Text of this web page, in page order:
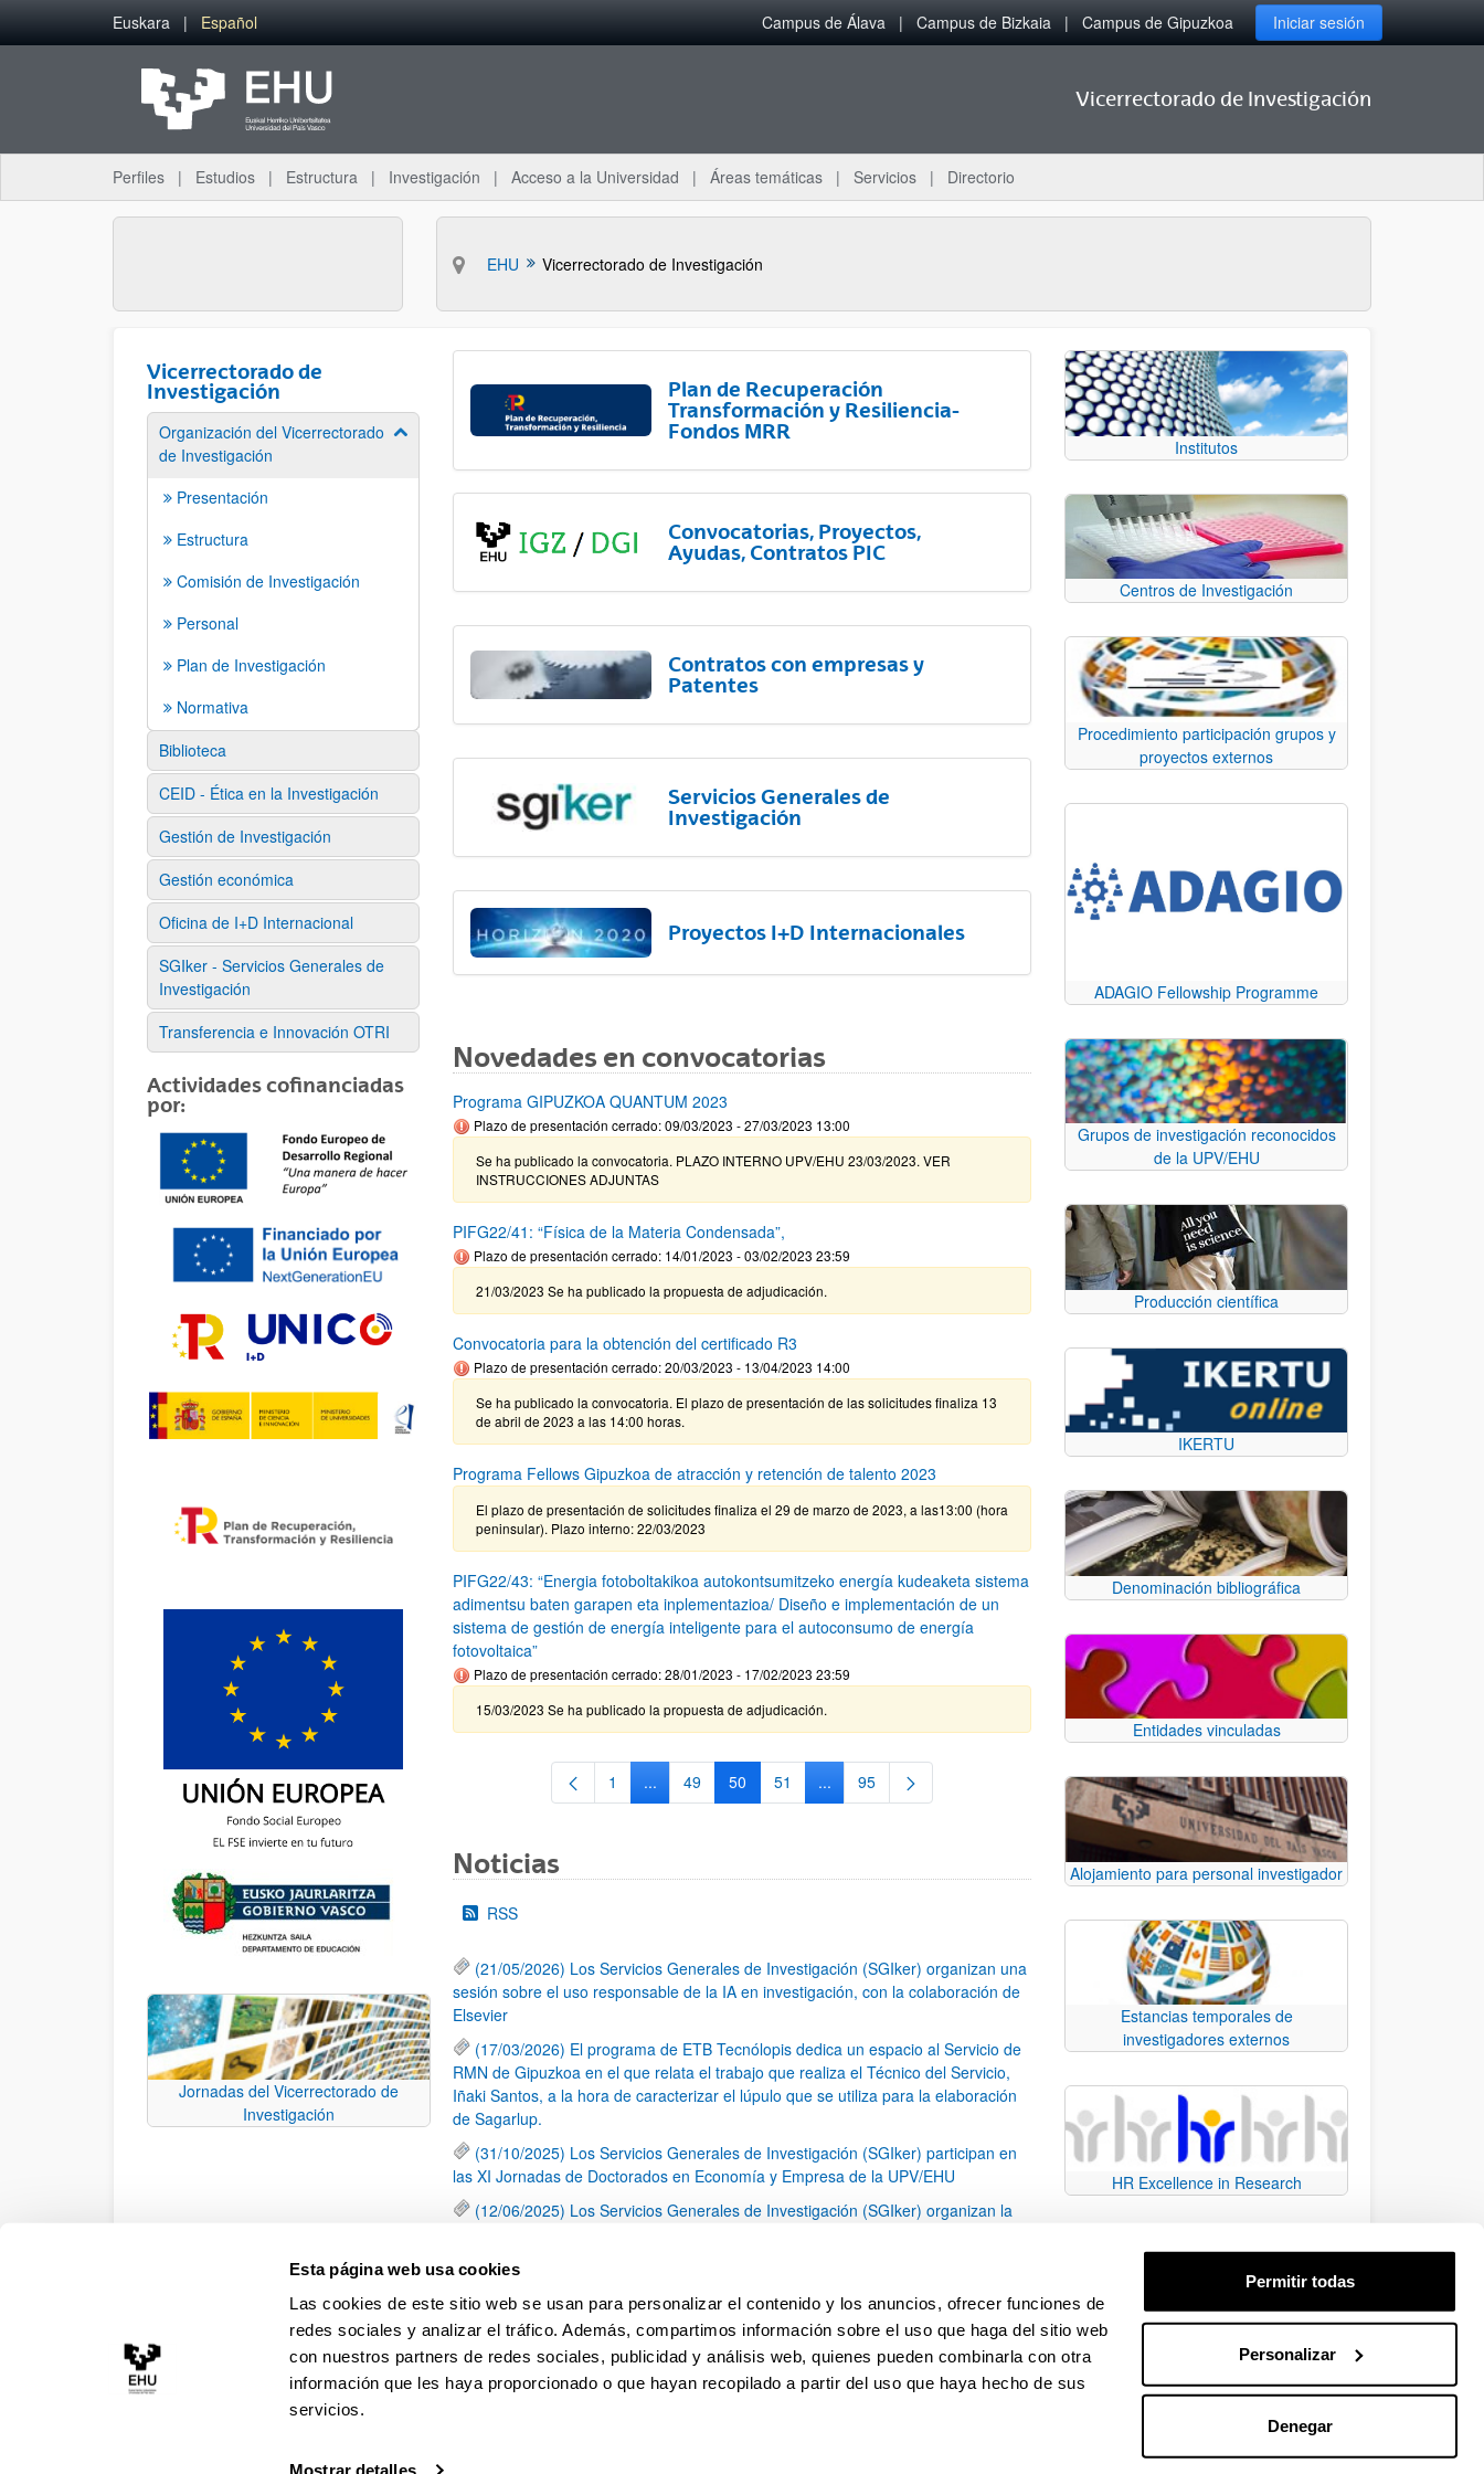
Esta página web usa cookies
Las cookies de este sitio web se usan para personalizar el contenido y los anuncios, ofrecer funciones de
redes sociales y analizar el tráfico. Además, compartimos información sobre el uso que haga del sitio web
con nuestros partners de redes sociales, publicidad y análisis web, quienes pueden combinarla con otra
información que les haya proporcionado o que hayan recopilado a partir del uso que haya hecho de sus
servicios.
Mostrar detalles
Permitir todas
Personalizar
Denegar
Saltar al contenido principal
Euskara Español Campus de Álava Campus de Bizkaia Campus de Gipuzkoa Iniciar sesión
Vicerrectorado de Investigación
Perfiles Estudios Estructura Investigación Acceso a la Universidad Áreas temáticas Servicios Directorio
EHU Vicerrectorado de Investigación
Vicerrectorado de
Investigación
Organización del Vicerrectorado
de Investigación
Mostrar/ocultar subpáginas
Presentación
Estructura
Comisión de Investigación
Personal
Plan de Investigación
Normativa
Biblioteca
CEID - Ética en la Investigación
Gestión de Investigación
Gestión económica
Oficina de I+D Internacional
SGIker - Servicios Generales de
Investigación
Transferencia e Innovación OTRI
Actividades cofinanciadas
por:
Jornadas del Vicerrectorado de
Investigación
Plan de Recuperación
Transformación y Resiliencia-
Fondos MRR
Convocatorias, Proyectos,
Ayudas, Contratos PIC
Contratos con empresas y
Patentes
Servicios Generales de
Investigación
Proyectos I+D Internacionales
Novedades en convocatorias
Programa GIPUZKOA QUANTUM 2023
Plazo de presentación cerrado: 09/03/2023 - 27/03/2023 13:00
Se ha publicado la convocatoria. PLAZO INTERNO UPV/EHU 23/03/2023. VER
INSTRUCCIONES ADJUNTAS
PIFG22/41: “Física de la Materia Condensada”,
Plazo de presentación cerrado: 14/01/2023 - 03/02/2023 23:59
21/03/2023 Se ha publicado la propuesta de adjudicación.
Convocatoria para la obtención del certificado R3
Plazo de presentación cerrado: 20/03/2023 - 13/04/2023 14:00
Se ha publicado la convocatoria. El plazo de presentación de las solicitudes finaliza 13
de abril de 2023 a las 14:00 horas.
Programa Fellows Gipuzkoa de atracción y retención de talento 2023
El plazo de presentación de solicitudes finaliza el 29 de marzo de 2023, a las13:00 (hora
peninsular). Plazo interno: 22/03/2023
PIFG22/43: “Energia fotoboltakikoa autokontsumitzeko energía kudeaketa sistema
adimentsu baten garapen eta inplementazioa/ Diseño e implementación de un
sistema de gestión de energía inteligente para el autoconsumo de energía
fotovoltaica”
Plazo de presentación cerrado: 28/01/2023 - 17/02/2023 23:59
15/03/2023 Se ha publicado la propuesta de adjudicación.
Página
1 ...Páginas intermedias Use TAB para desplazarse.
Página
49 Página
50 Página
51 ...Páginas intermedias Use TAB para desplazarse.
Página
95
Noticias
RSS
(21/05/2026) Los Servicios Generales de Investigación (SGIker) organizan una
sesión sobre el uso responsable de la IA en investigación, con la colaboración de
Elsevier
(17/03/2026) El programa de ETB Tecnólopis dedica un espacio al Servicio de
RMN de Gipuzkoa en el que relata el trabajo que realiza el Técnico del Servicio,
Iñaki Santos, a la hora de caracterizar el lúpulo que se utiliza para la elaboración
de Sagarlup.
(31/10/2025) Los Servicios Generales de Investigación (SGIker) participan en
las XI Jornadas de Doctorados en Economía y Empresa de la UPV/EHU
(12/06/2025) Los Servicios Generales de Investigación (SGIker) organizan la
una caracterización química de dos variedades de lúpulo silvestre
Página
1 Página
2 Página
3 ...
Páginas intermedias Use TAB para desplazarse.
Página
79
Institutos
Centros de Investigación
Procedimiento participación grupos y
proyectos externos
ADAGIO Fellowship Programme
Grupos de investigación reconocidos
de la UPV/EHU
Producción científica
IKERTU
Denominación bibliográfica
Entidades vinculadas
Alojamiento para personal investigador
Estancias temporales de
investigadores externos
HR Excellence in Research